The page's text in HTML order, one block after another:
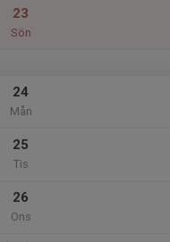
23
Sön
24
Mån
25
Tis
26
Ons